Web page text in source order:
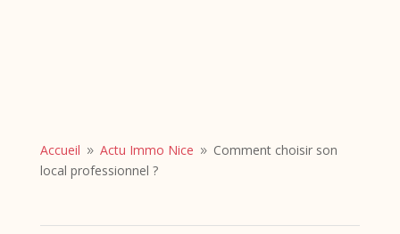
Accueil 9 Actu Immo Nice 9 Comment choisir son
local professionnel ?